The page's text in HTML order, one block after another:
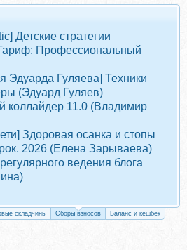
Путилин)
Детские стратегии
Профессиональный
Эдуарда Гуляева] Техники
(Эдуард Гуляев)
коллайдер 11.0 (Владимир
Здоровая осанка и стопы
2026 (Елена Зарываева)
ведения блога
складчины Сборы взносов Баланс и кешбек